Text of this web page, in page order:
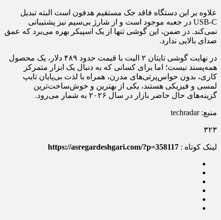
علاوه بر این دستگاه فاقد جک مستقیم هدفون است البته تبدیل
USB-C در جعبه موجود است و از شارژ بی‌سیم نیز پشتیبانی
نمی‌کند. در ضمن، این گوشی تنها از یک اسپیکر بهره می‌برد که عمق
صدای بالایی ندارد.
در نهایت گوشی تایتان ۲ الیت با قیمت حدود ۴۸۹ دلار، یک محصول
همه‌پسند نیست؛ اما برای کسانی که به دنبال یک ابزار متمرکز
کاری، بدون حواس‌پرتی‌های مدرن، همراه با لذت بی‌پایان تایپ
لمسی و فیزیکی هستند، یکی از بهترین و خوش‌ساخت‌ترین
گزینه‌های حال حاضر بازار در سال ۲۰۲۶ به شمار می‌رود.
منبع: techradar
۳۲۳
لینک کوتاه : https://asregardeshgari.com/?p=358117